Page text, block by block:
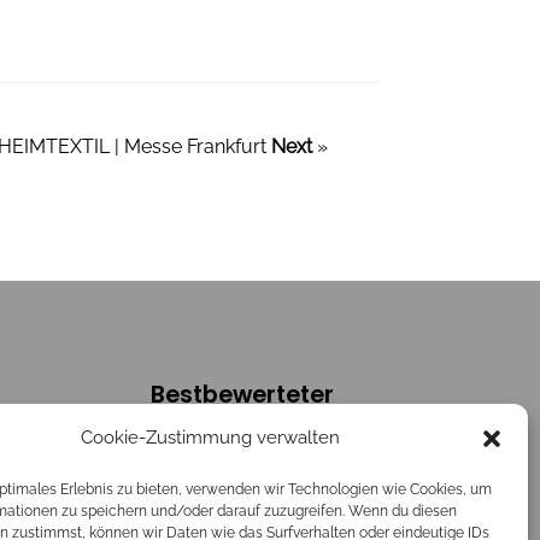
Cookie-Zustimmung verwalten
Erlebnis zu bieten, verwenden wir Technologien wie Cookies, um
zu speichern und/oder darauf zuzugreifen. Wenn du diesen
zustimmst, können wir Daten wie das Surfverhalten oder eindeutige IDs
HEIMTEXTIL | Messe Frankfurt Next»
Bestbewerteter
Service
5.0
verifiziert von: Trustindex